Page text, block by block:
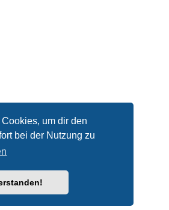
um dir den
bei der Nutzung zu